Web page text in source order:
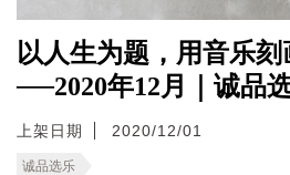
以人生为题，用音乐
──2020年12月｜诚品
上架日期 2020/12/01
诚品选乐